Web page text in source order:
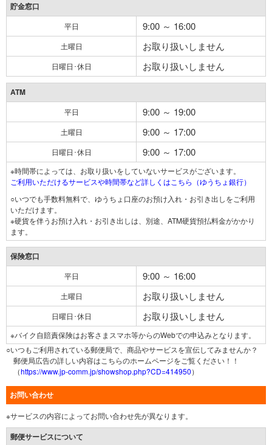
貯金窓口
平日 9:00 ～ 16:00
土曜日 お取り扱いしません
日曜日･休日 お取り扱いしません
ATM
平日 9:00 ～ 19:00
土曜日 9:00 ～ 17:00
日曜日･休日 9:00 ～ 17:00
※時間帯によっては、お取り扱いをしていないサービスがございます。
ご利用いただけるサービスや時間帯など詳しくはこちら（ゆうちょ銀行）
○いつでも手数料無料で、ゆうちょ口座のお預け入れ・お引き出しをご利用
いただけます。
※硬貨を伴うお預け入れ・お引き出しは、別途、ATM硬貨預払料金がかかり
ます。
保険窓口
平日 9:00 ～ 16:00
土曜日 お取り扱いしません
日曜日･休日 お取り扱いしません
※バイク自賠責保険はお客さまスマホ等からのWebでの申込みとなります。
○いつもご利用されている郵便局で、商品やサービスを宣伝してみませんか？
郵便局広告の詳しい内容はこちらのホームページをご覧ください！！
（https://www.jp-comm.jp/showshop.php?CD=414950）
お問い合わせ
※サービスの内容によってお問い合わせ先が異なります。
郵便サービスについて